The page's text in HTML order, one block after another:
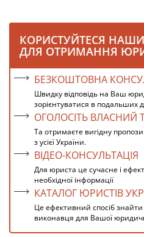
КОРИСТУЙТЕСЯ
ДЛЯ ОТРИМАННЯ
БЕЗКОШТОВНА
Швидку відповідь на Ваш
зорієнтуватися в подальших
ОГОЛОСІТЬ ВЛАСНИЙ
Та отримаєте вигідну
з усієї України.
ВІДЕО-КОНСУЛЬТАЦІЯ
Для юриста це сучасне і
необхідної інформації
КАТАЛОГ ЮРИСТІВ
Це ефективний спосіб знайти
виконавця для Вашої